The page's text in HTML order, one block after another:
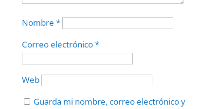
Nombre *
Correo electrónico*
Web
Guarda mi nombre, correo electrónico y